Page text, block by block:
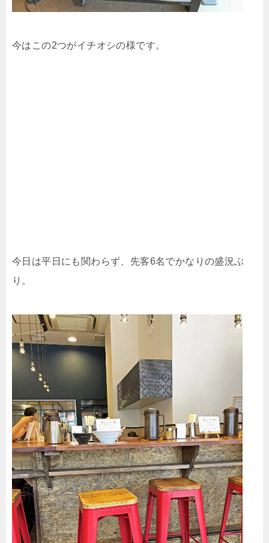
今はこの2つがイチオシの様です。
今日は平日にも関わらず、先客6名でかなりの盛況ぶ
り。